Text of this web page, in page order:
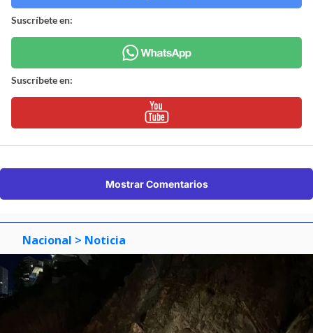
Suscríbete en:
Suscríbete en:
Mostrar Comentarios
Nacional > Noticia